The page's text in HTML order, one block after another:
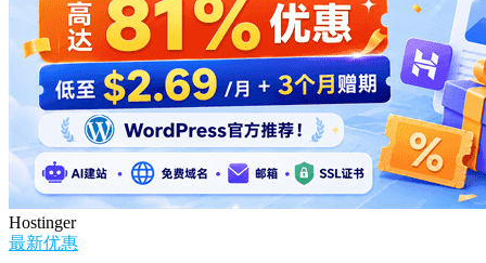
Hostinger
最新优惠